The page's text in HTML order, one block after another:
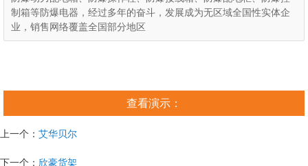
制箱等防爆电器，经过多年的奋斗，发展成为无区域全国性实体企
业，销售网络覆盖全国部分地区
查看演示：
上一个： 艾华贝尔
下一个： 欣豪货架